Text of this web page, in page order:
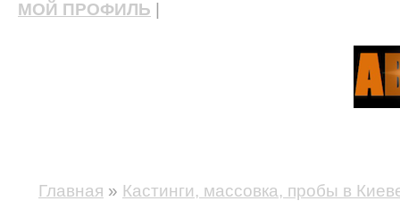
МОЙ ПРОФИЛЬ
Главная » Кастинги, массовка, пробы в